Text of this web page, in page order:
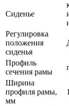
Сиденье
Регулировка
положения
сиденья
Профиль
сечения рамы
Ширина
профиля рамы,
мм